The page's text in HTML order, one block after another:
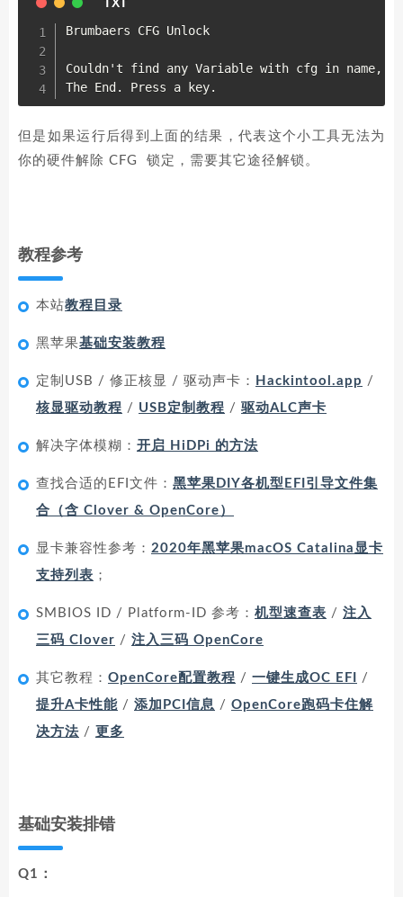
Brumbaers CFG Unlock
Couldn't find any Variable with cfg in name,
但是如果运行后得到上面的结果，代表这个小工具无法为
你的硬件解除 CFG 锁定，需要其它途径解锁。
教程参考
本站教程目录
黑苹果基础安装教程
定制USB / 修正核显 / 驱动声卡： Hackintool.app /
核显驱动教程 / USB定制教程 / 驱动ALC声卡
解决字体模糊： 开启 HiDPi 的方法
查找合适的EFI文件： 黑苹果DIY各机型EFI引导文件集
合（含 Clover & OpenCore）
显卡兼容性参考： 2020年黑苹果macOS Catalina显卡
支持列表 ；
SMBIOS ID / Platform-ID 参考： 机型速查表 / 注入
三码 Clover / 注入三码 OpenCore
其它教程： OpenCore配置教程 / 一键生成OC EFI
/
提升A卡性能 / 添加PCI信息 / OpenCore跑码卡住解
决方法 / 更多
基础安装排错
Q1：